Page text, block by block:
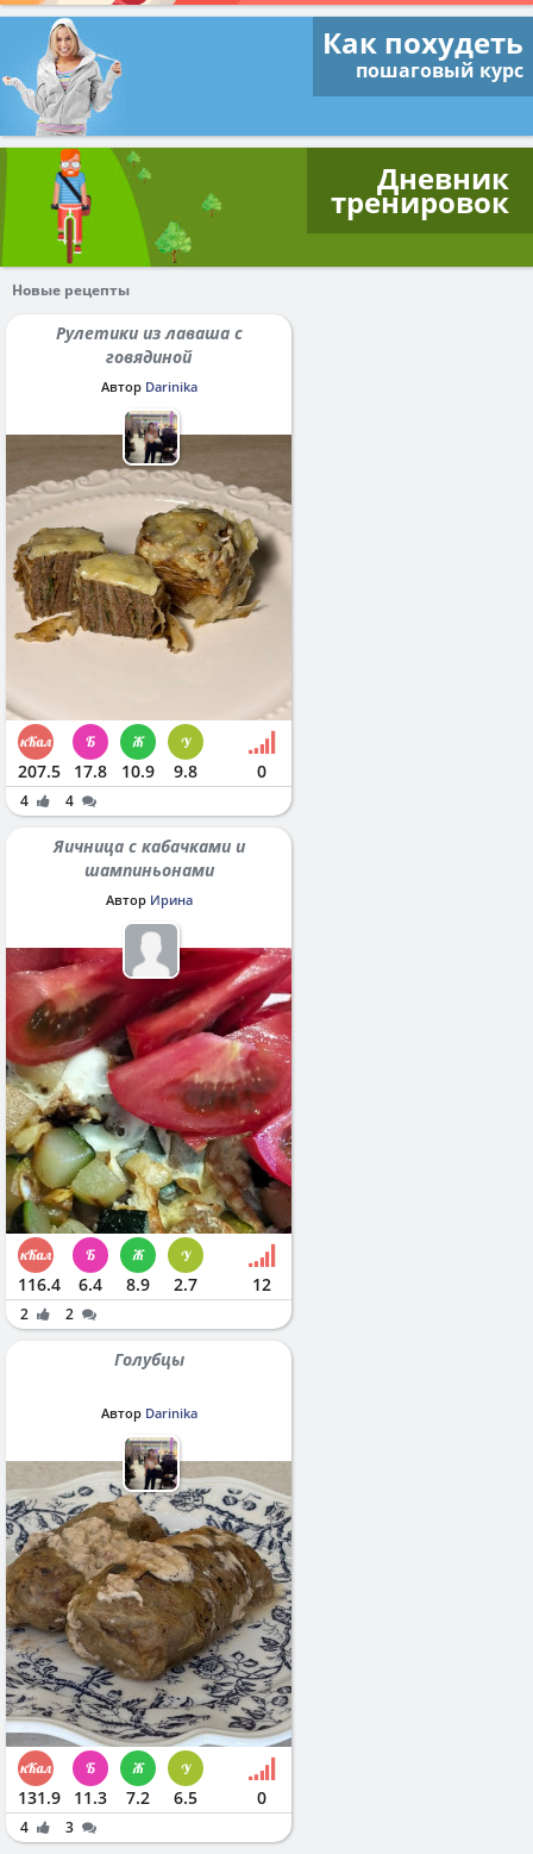
Как похудеть
пошаговый курс
Дневник
тренировок
Новые рецепты
Рулетики из лаваша с
говядиной
Автор Darinika
207.5 17.8 10.9 9.8 0
4 4
Яичница с кабачками и
шампиньонами
Автор Ирина
116.4 6.4 8.9 2.7 12
2 2
Голубцы
Автор Darinika
131.9 11.3 7.2 6.5 0
4
3